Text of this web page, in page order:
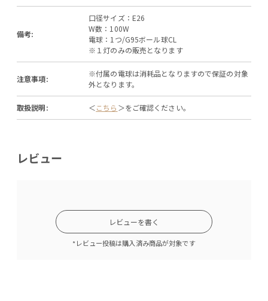
備考:
口径サイズ：E26
W数：100W
電球：1つ/G95ボール球CL
※１灯のみの販売となります
注意事項:
※付属の電球は消耗品となりますので保証の対象
外となります。
取扱説明: ＜こちら ＞をご確認ください。
レビュー
レビューを書く
*レビュー投稿は購入済み商品が対象です